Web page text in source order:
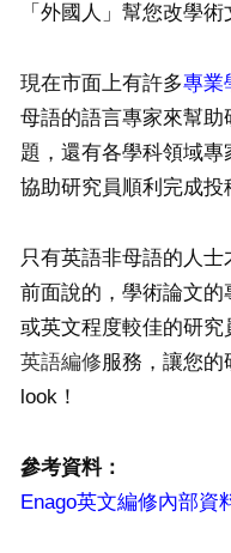
「外國人」幫您改學
現在市面上有許多專業
母語的語言專家來幫
題，還有各學科領域專
協助研究員順利完成投
只有英語非母語的人士
前面說的，學術論文
或英文程度較佳的研
英語編修服務，讓您的
look！
參考資料：
Enago英文編修內部資